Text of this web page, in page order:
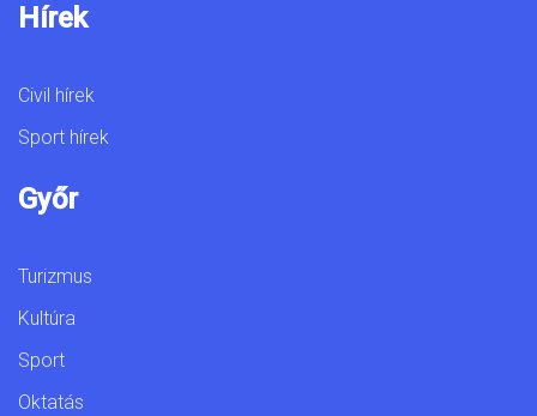
Hírek
Civil hírek
Sport hírek
Győr
Turizmus
Kultúra
Sport
Oktatás